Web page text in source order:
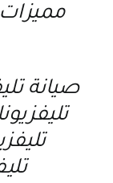
مميزات
صيانة